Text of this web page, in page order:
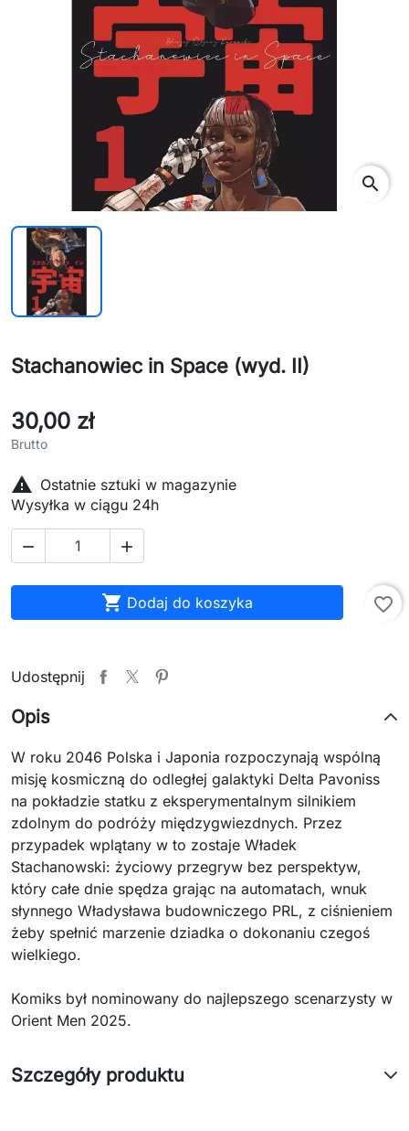
search
Stachanowiec in Space (wyd. II)
30,00 zł
Brutto
 Ostatnie sztuki w magazynie
Wysyłka w ciągu 24h
 
 Dodaj do koszyka favorite_border
Udostępnij
Opis
W roku 2046 Polska i Japonia rozpoczynają wspólną
misję kosmiczną do odległej galaktyki Delta Pavoniss
na pokładzie statku z eksperymentalnym silnikiem
zdolnym do podróży międzygwiezdnych. Przez
przypadek wplątany w to zostaje Władek
Stachanowski: życiowy przegryw bez perspektyw,
który całe dnie spędza grając na automatach, wnuk
słynnego Władysława budowniczego PRL, z ciśnieniem
żeby spełnić marzenie dziadka o dokonaniu czegoś
wielkiego.
Komiks był nominowany do najlepszego scenarzysty w
Orient Men 2025.
Szczegóły produktu